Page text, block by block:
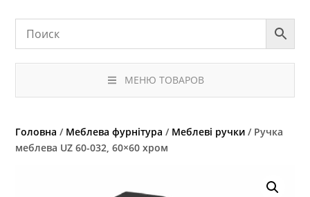
МЕНЮ ТОВАРОВ
Головна / Меблева фурнітура / Меблеві ручки / Ручка
меблева UZ 60-032, 60×60 хром